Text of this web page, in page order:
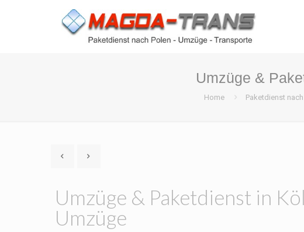
Umzüge &
Home Paketdienst
Umzüge & Paketdienst in
Umzüge